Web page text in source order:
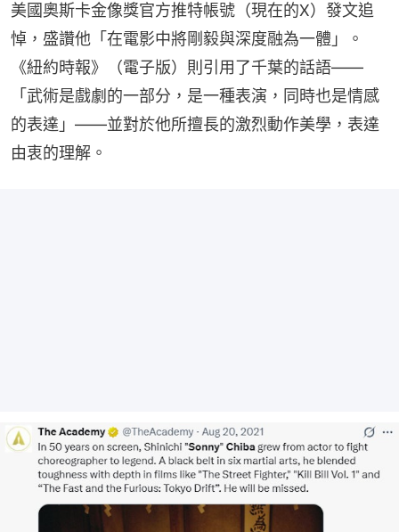
美國奧斯卡金像獎官方推特帳號（現在的X）發文追
悼，盛讚他「在電影中將剛毅與深度融為一體」。
《紐約時報》（電子版）則引用了千葉的話語——
「武術是戲劇的一部分，是一種表演，同時也是情感
的表達」——並對於他所擅長的激烈動作美學，表達
由衷的理解。